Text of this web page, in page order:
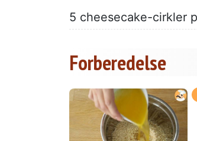
5 cheesecake-cirkler
Forberedelse